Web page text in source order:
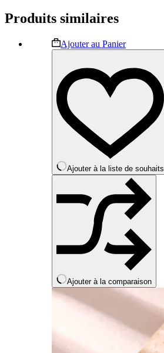
Produits similaires
Ajouter au PanierCe
produit
plusieurs
variations.
options
peuvent
être
choisies
sur
page
du
produit
Ajouter à la liste de souhaits
Ajouter à la comparaison